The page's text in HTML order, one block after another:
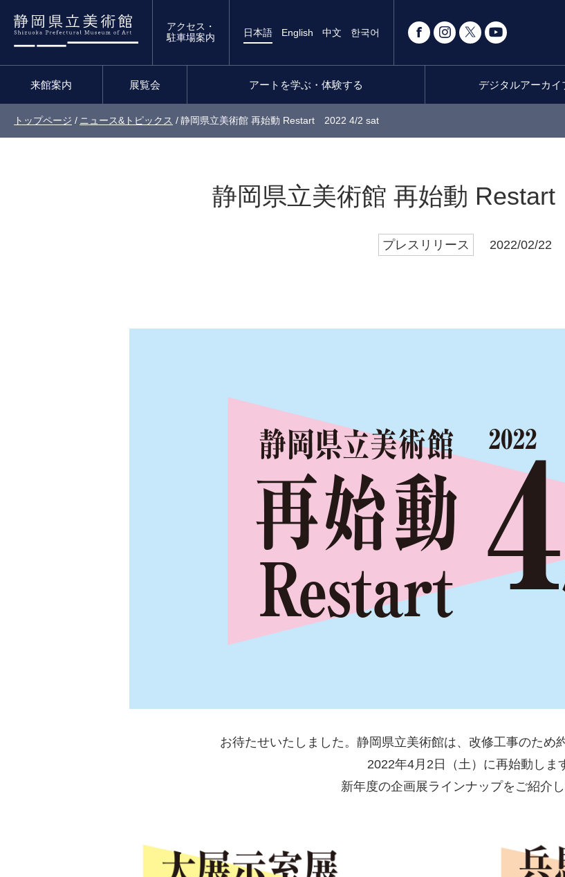
アクセス・
駐車場案内
日本語 English 中文 한국어
来館案内 展覧会 アートを学ぶ・体験する デジタルアーカイ
トップページ / ニュース&トピックス /静岡県立美術館 再始動 Restart 2022 4/2 sat
静岡県立美術館 再始動
プレスリリース 2022/02/22
お待たせいたしました。静岡県立美術館は、改修工事のため
2022年4月2日（土）に再始動しま
新年度の企画展ラインナップをご紹介